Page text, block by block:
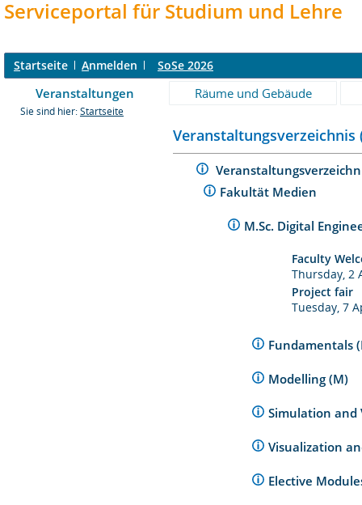
Serviceportal für Studium und Lehre
Startseite Anmelden SoSe 2026
Veranstaltungen Räume und Gebäude
Sie sind hier: Startseite
Veranstaltungsverzeichnis
Fakultät Medien
M.Sc. Digital
Faculty
Thursday, 2
Project fair
Tuesday, 7
Fundamentals
Modelling (M)
Simulation and
Visualization
Elective